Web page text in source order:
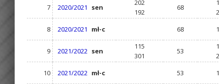
7 2020/2021 sen
202
192
68
8
2020/2021 mł-c 68
9 2021/2022 sen
115
301
53
10
2021/2022 mł-c 53